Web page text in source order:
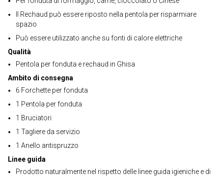
Il Rechaud può essere riposto nella pentola per risparmiare
spazio
Può essere utilizzato anche su fonti di calore elettriche
Qualità
Pentola per fonduta e rechaud in Ghisa
Ambito di consegna
6 Forchette per fonduta
1 Pentola per fonduta
1 Bruciatori
1 Tagliere da servizio
1 Anello antispruzzo
Linee guida
Prodotto naturalmente nel rispetto delle linee guida igieniche e di